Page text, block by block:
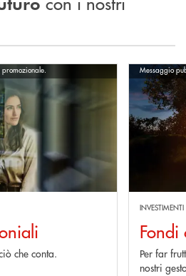
che conta.
Scopri di
Messaggio
INVESTIMENTI
Fondi
Per far
nostri